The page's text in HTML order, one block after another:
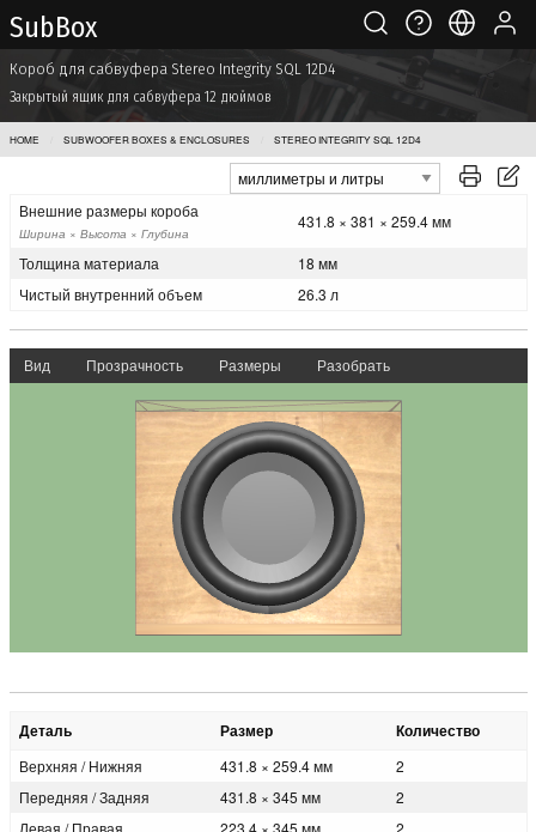
Sub Box
Короб для сабвуфера Stereo Integrity SQL 12D4
Закрытый ящик для сабвуфера 12 дюймов
HOME SUBWOOFER BOXES & ENCLOSURES STEREO INTEGRITY SQL 12D4
Внешние размеры короба
Ширина × Высота × Глубина
431.8 × 381 × 259.4 мм
Толщина материала
18 мм
Чистый внутренний объем
26.3 л
Вид Прозрачность Размеры Разобрать
Деталь Размер Количество
Верхняя / Нижняя 431.8 × 259.4 мм
2
Передняя / Задняя
431.8 × 345 мм
2